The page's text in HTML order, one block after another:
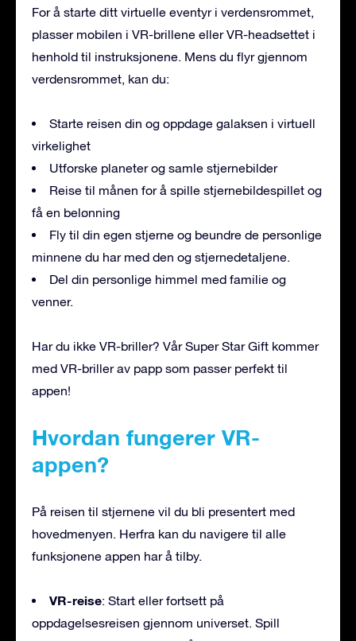
For å starte ditt virtuelle eventyr i verdensrommet,
plasser mobilen i VR-brillene eller VR-headsettet i
henhold til instruksjonene. Mens du flyr gjennom
verdensrommet, kan du:
Starte reisen din og oppdage galaksen i virtuell
virkelighet
Utforske planeter og samle stjernebilder
Reise til månen for å spille stjernebildespillet og
få en belønning
Fly til din egen stjerne og beundre de personlige
minnene du har med den og stjernedetaljene.
Del din personlige himmel med familie og
venner.
Har du ikke VR-briller? Vår Super Star Gift kommer
med VR-briller av papp som passer perfekt til
appen!
Hvordan fungerer VR-
appen?
På reisen til stjernene vil du bli presentert med
hovedmenyen. Herfra kan du navigere til alle
funksjonene appen har å tilby.
VR-reise: Start eller fortsett på
oppdagelsesreisen gjennom universet. Spill